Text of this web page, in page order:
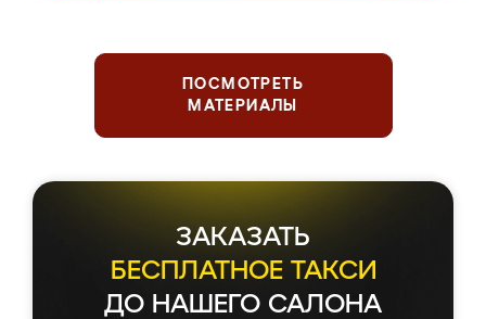
ПОСМОТРЕТЬ
МАТЕРИАЛЫ
ЗАКАЗАТЬ
БЕСПЛАТНОЕ ТАКСИ
ДО НАШЕГО САЛОНА